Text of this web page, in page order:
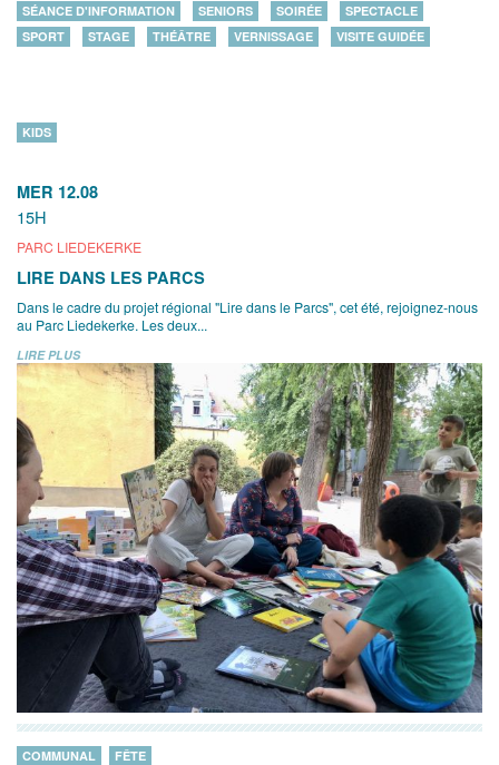
SÉANCE D'INFORMATION
SENIORS SOIRÉE
SPECTACLE
SPORT
STAGE THÉÂTRE VERNISSAGE VISITE GUIDÉE
MER 12.08
15H
PARC LIEDEKERKE
KIDS
LIRE DANS LES PARCS
Dans le cadre du projet régional "Lire dans le Parcs", cet été, rejoignez-nous
au Parc Liedekerke. Les deux...
LIRE PLUS
COMMUNAL FÊTE